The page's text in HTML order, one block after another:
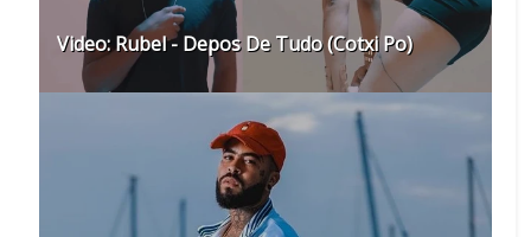
Video: Rubel - Depos De Tudo (Cotxi Po)